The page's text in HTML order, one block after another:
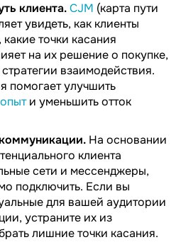
клиента.CJM (карта пути
увидеть, как клиенты
точки касания
на их решение о покупке,
взаимодействия.
помогает улучшить
и уменьшить отток
На основании
клиента
сети и мессенджеры,
подключить. Если вы
для вашей аудитории
устраните их из
лишние точки касания.